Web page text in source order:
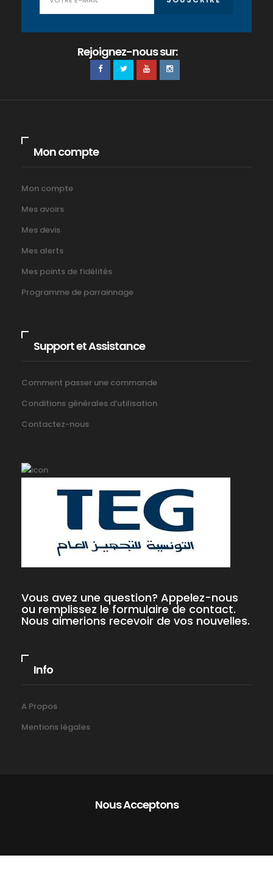
Rejoignez-nous sur:
Mon compte
Mon compte
Mes avoirs
Mes devis
Mes alerts
Mes points de fidélités
Programme de parrainnage
Support et Assistance
Comment passer une commande
Conditions générales d’utilisation
Contactez-nous
Vous avez une question? Appelez-nous
ou remplissez le formulaire de contact.
Nous aimerions recevoir de vos nouvelles.
Info
A Propos
Mentions légales
Nous Acceptons